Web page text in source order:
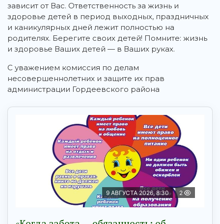
зависит от Вас. Ответственность за жизнь и
здоровье детей в период выходных, праздничных
и каникулярных дней лежит полностью на
родителях. Берегите своих детей! Помните: жизнь
и здоровье Ваших детей — в Ваших руках.
С уважением комиссия по делам
несовершеннолетних и защите их прав
администрации Гордеевского района
9 АВГУСТА 2026, 8:30 2